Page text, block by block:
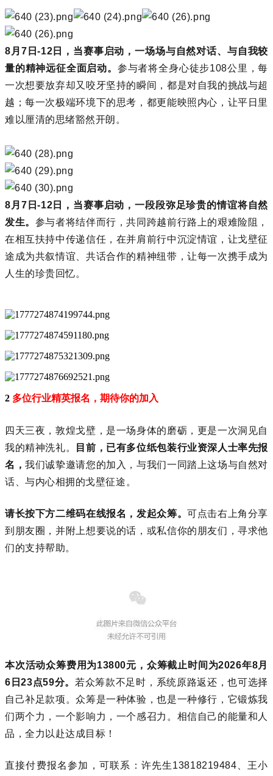
8月7日-12日，当赛事启动，一场场与自然对话、与自我较
量的精神远征全面启动。 参与者将全身心徒步108公里，每
一次想要放弃却又咬牙坚持的瞬间，都是对自我的挑战与超
越；每一次极端环境下的思考，都更能映照内心，让平日里
难以厘清的思绪豁然开朗。
8月7日-12日，当赛事启动，一段段弥足珍贵的情谊将自然
发生。 参与者将结伴而行，共同跨越前行路上的艰难险阻，
在相互扶持中传递信任，在并肩前行中沉淀情谊，让戈壁征
途成为共叙情谊、共话合作的精神纽带，让每一次携手成为
人生的珍贵回忆。
2 多位行业精英报名，期待你的加入
四天三夜，敦煌戈壁，是一场身体的磨砺，更是一次洞见自
我的精神洗礼。
目前，已有多位纸包装行业资深人士率先报
名，我们诚挚邀请您的加入，与我们一同踏上这场与自然对
话、与内心相拥的戈壁征途。
请长按下方二维码在线报名，发起众筹。可点击右上角分享
到朋友圈，并附上想要说的话，或私信你的朋友们，寻求他
们的支持帮助。
本次活动众筹费用为13800元，众筹截止时间为2026年8月
6日23点59分。 若众筹款不足时，系统原路返还，也可选择
自己补足款项。众筹是一种体验，也是一种修行，它锻炼我
们两个力，一个影响力，一个感召力。相信自己的能量和人
品，全力以赴达成目标！
直接付费报名参加，可联系：许先生13818219484、王小